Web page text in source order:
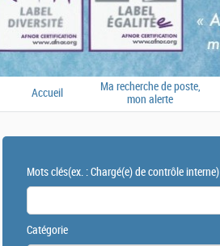
Accueil
Ma recherche de poste,
mon alerte
Mots clés(ex. : Chargé(e) de contrôle interne)
Catégorie